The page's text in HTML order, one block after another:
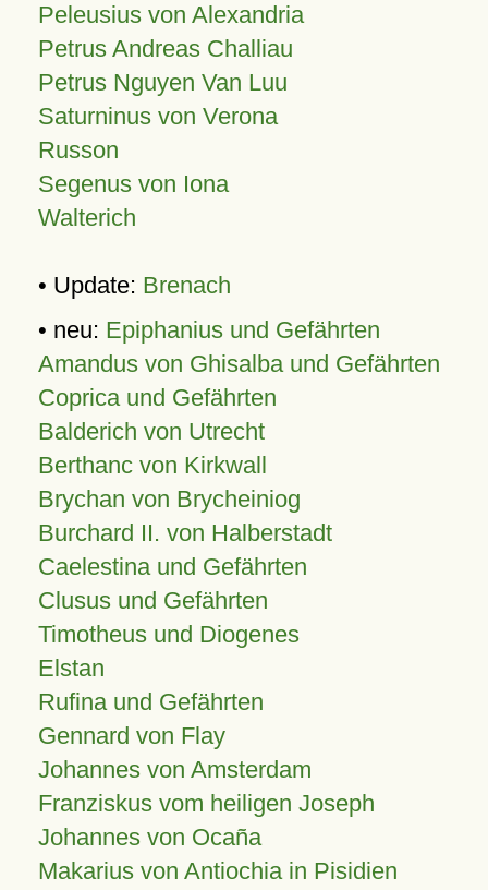
Peleusius von Alexandria
Petrus Andreas Challiau
Petrus Nguyen Van Luu
Saturninus von Verona
Russon
Segenus von Iona
Walterich
• Update: Brenach
• neu: Epiphanius und Gefährten
Amandus von Ghisalba und Gefährten
Coprica und Gefährten
Balderich von Utrecht
Berthanc von Kirkwall
Brychan von Brycheiniog
Burchard II. von Halberstadt
Caelestina und Gefährten
Clusus und Gefährten
Timotheus und Diogenes
Elstan
Rufina und Gefährten
Gennard von Flay
Johannes von Amsterdam
Franziskus vom heiligen Joseph
Johannes von Ocaña
Makarius von Antiochia in Pisidien